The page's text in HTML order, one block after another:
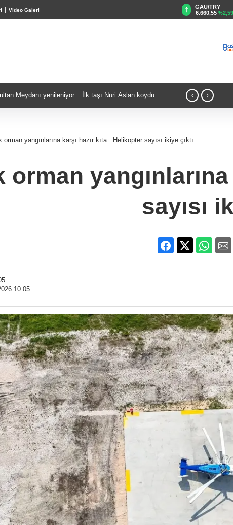
Video Galeri
VND
0,0018%0,32
BIST 100
13.779,39%-
tarihi eser operasyonu! 273 sikke ve 18 obje ele geçirildi ‹ ›
orman yangınlarına karşı hazır kıta.. Helikopter sayısı ikiye çıktı
sayısı
10:05